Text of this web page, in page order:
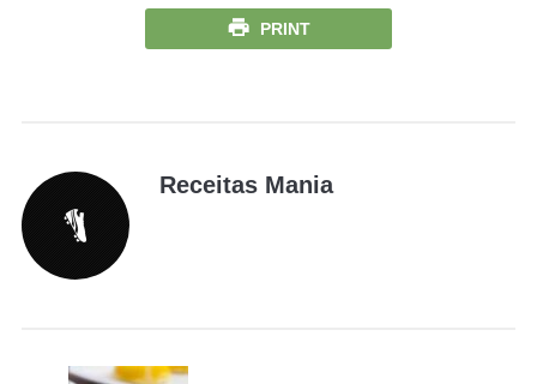
PRINT
Receitas Mania